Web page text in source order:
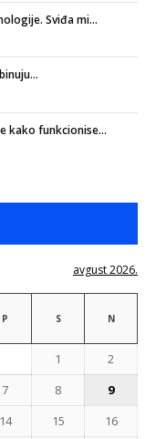
Sviđa mi...
kako funkcionise...
avgust 2026.
P S N
1
2
7 8
9
14 15
16